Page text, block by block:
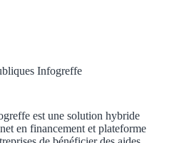
Infogreffe
est une solution hybride
en financement et plateforme